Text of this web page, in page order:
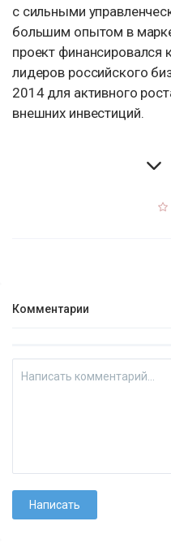
с сильными
большим опытом в
проект финансировался
лидеров российского
2014 для активного
внешних инвестиций.
Комментарии